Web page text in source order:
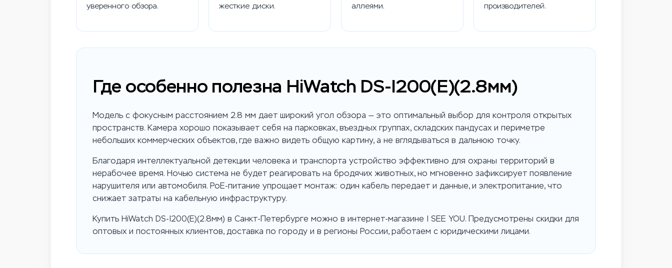
уверенного обзора.
жесткие диски.
аллеями.
производителей.
Где особенно полезна HiWatch DS-I200(E)(2.8мм)
Модель с фокусным расстоянием 2.8 мм дает широкий угол обзора — это оптимальный выбор для контроля открытых
пространств. Камера хорошо показывает себя на парковках, въездных группах, складских пандусах и периметре
небольших коммерческих объектов, где важно видеть общую картину, а не вглядываться в дальнюю точку.
Благодаря интеллектуальной детекции человека и транспорта устройство эффективно для охраны территорий в
нерабочее время. Ночью система не будет реагировать на бродячих животных, но мгновенно зафиксирует появление
нарушителя или автомобиля. PoE-питание упрощает монтаж: один кабель передает и данные, и электропитание, что
снижает затраты на кабельную инфраструктуру.
Купить HiWatch DS-I200(E)(2.8мм) в Санкт-Петербурге можно в интернет-магазине I SEE YOU. Предусмотрены скидки для
оптовых и постоянных клиентов, доставка по городу и в регионы России, работаем с юридическими лицами.